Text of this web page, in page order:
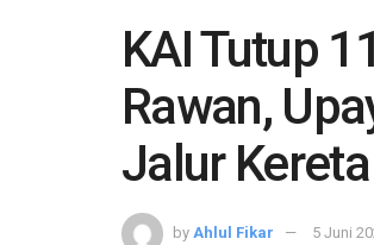
KAI Tutup
Rawan,
Jalur Kereta
by Ahlul Fikar 5 Juni